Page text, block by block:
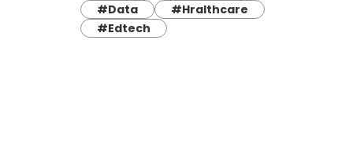
#Data
#Hralthcare
#Edtech